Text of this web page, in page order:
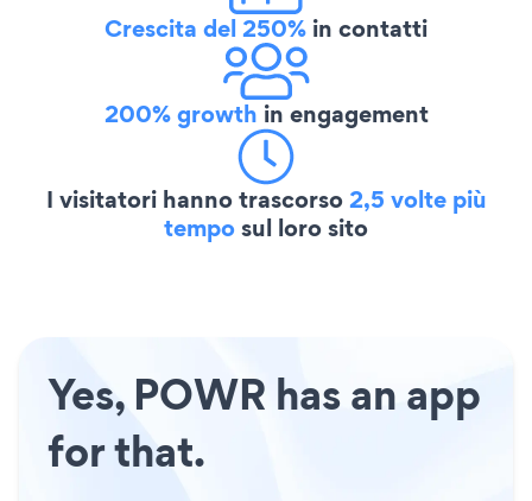
Crescita del 250% in contatti
200% growth in engagement
I visitatori hanno trascorso2,5 volte più
temposul loro sito
Yes, POWR has an app
for that.